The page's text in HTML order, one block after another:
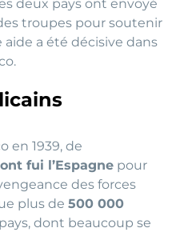
deux pays ont envoyé
troupes pour soutenir
a été décisive dans
en 1939, de
fui l’Espagne pour
des forces
plus de 500 000
dont beaucoup se